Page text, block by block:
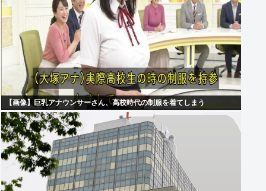
【画像】巨乳アナウンサーさん、高校時代の制服を着てしまう